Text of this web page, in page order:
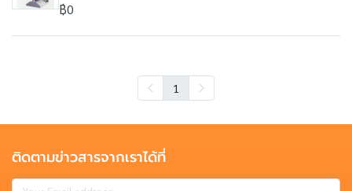
฿0
1
ติดตามข่าวสารจากเราได้ที่